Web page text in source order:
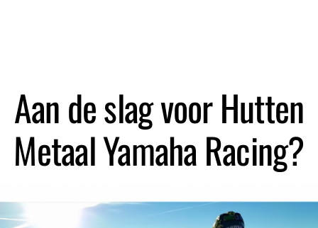
Aan de slag voor Hutten
Metaal Yamaha Racing?